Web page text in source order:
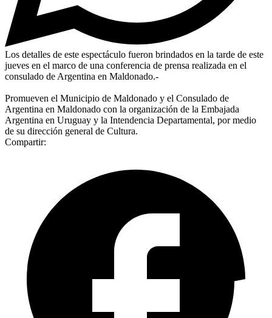
Los detalles de este espectáculo fueron brindados en la tarde de este
jueves en el marco de una conferencia de prensa realizada en el
consulado de Argentina en Maldonado.-
Promueven el Municipio de Maldonado y el Consulado de
Argentina en Maldonado con la organización de la Embajada
Argentina en Uruguay y la Intendencia Departamental, por medio
de su dirección general de Cultura.
Compartir: